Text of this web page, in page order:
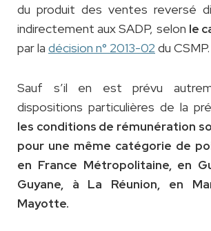
du produit des ventes reversé
indirectement aux SADP, selon le
par la décision n° 2013-02 du CSMP.
Sauf s’il en est prévu
dispositions particulières de la
les conditions de rémunération
pour une même catégorie de
en France Métropolitaine, en
Guyane, à La Réunion, en
Mayotte.